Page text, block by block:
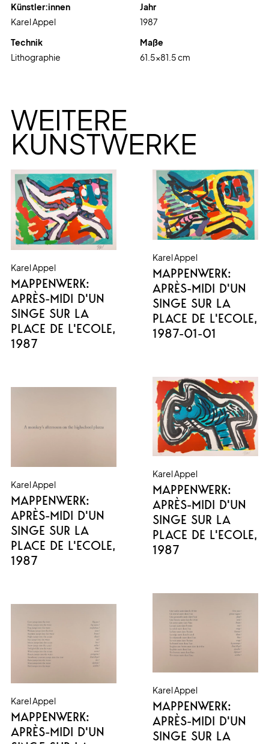
WEITERE
KUNSTWERKE
Karel Appel
MAPPENWERK:
APRÈS-MIDI D'UN
SINGE SUR LA
PLACE DE L'ECOLE,
1987
Karel Appel
MAPPENWERK:
APRÈS-MIDI D'UN
SINGE SUR LA
PLACE DE L'ECOLE,
1987
Karel Appel
MAPPENWERK:
APRÈS-MIDI D'UN
Karel Appel
MAPPENWERK:
APRÈS-MIDI D'UN
SINGE SUR LA
PLACE DE L'ECOLE,
1987-01-01
Karel Appel
MAPPENWERK:
APRÈS-MIDI D'UN
SINGE SUR LA
PLACE DE L'ECOLE,
1987
Karel Appel
MAPPENWERK:
APRÈS-MIDI D'UN
SINGE SUR LA
Künstler:innen
Karel Appel
Jahr
1987
Technik
Lithographie
Maße
61.5x81.5cm